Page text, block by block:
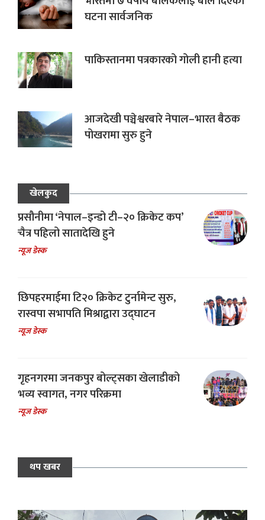
घटना सार्वजनिक
पाकिस्तानमा पत्रकारको गोली हानी हत्या
आजदेखी पञ्चेश्वरबारे नेपाल–भारत बैठक
पोखरामा सुरु हुने
खेलकुद
प्रसौनीमा ‘नेपाल–इन्डो टी–२० क्रिकेट कप’
चैत्र पहिलो सातादेखि हुने
न्यूज डेस्क
छिपहरमाईमा टि२० क्रिकेट टुर्नामेन्ट सुरु,
रास्वपा सभापति मिश्राद्वारा उद्घाटन
न्यूज डेस्क
गृहनगरमा जनकपुर बोल्ट्सका खेलाडीको
भव्य स्वागत, नगर परिक्रमा
न्यूज डेस्क
थप खबर